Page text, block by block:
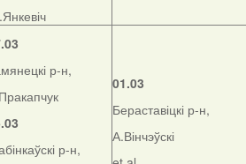
р-н,
р-н,
01.03
Бераставіцкі р-н,
А.Вінчэўскі